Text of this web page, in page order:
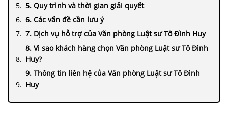
5. Quy trình và thời gian giải quyết
6. Các vấn đề cần lưu ý
7. Dịch vụ hỗ trợ của Văn phòng Luật sư Tô Đình Huy
8. Vì sao khách hàng chọn Văn phòng Luật sư Tô Đình
Huy?
9. Thông tin liên hệ của Văn phòng Luật sư Tô Đình
Huy